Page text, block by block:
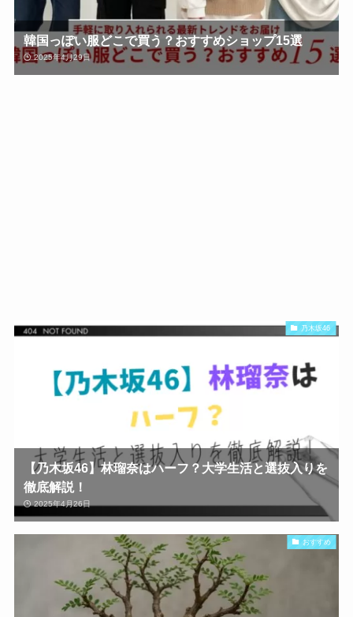
韓国っぽい服どこで買う？おすすめショップ15選
2025年4月29日
乃木坂46
【乃木坂46】林瑠奈はハーフ？大学生活と選抜入りを
徹底解説！
2025年4月26日
おすすめ